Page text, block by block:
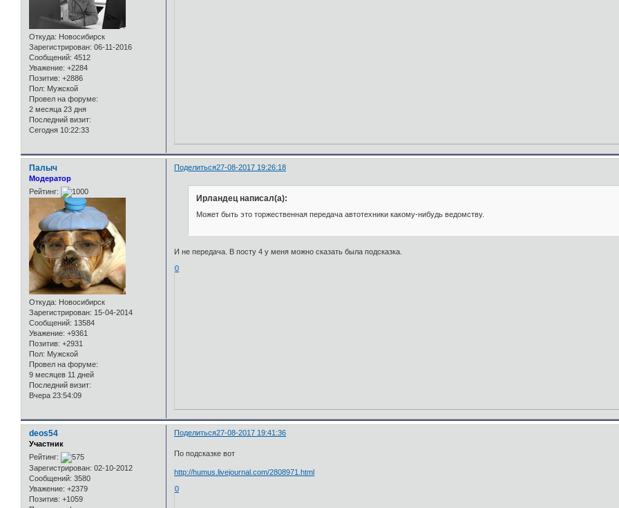
Откуда: Новосибирск
Зарегистрирован: 06-11-2016
Сообщений: 4512
Уважение: +2284
Позитив: +2886
Пол: Мужской
Провел на форуме:
2 месяца 23 дня
Последний визит:
Сегодня 10:22:33
Поделиться27-08-2017 19:26:18
Палыч
Модератор
Рейтинг:
Откуда: Новосибирск
Зарегистрирован: 15-04-2014
Сообщений: 13584
Уважение: +9361
Позитив: +2931
Пол: Мужской
Провел на форуме:
9 месяцев 11 дней
Последний визит:
Вчера 23:54:09
Ирландец написал(а):
Может быть это торжественная передача автотехники какому-нибудь ведомству.
И не передача. В посту 4 у меня можно сказать была подсказка.
0
Поделиться27-08-2017 19:41:36
deos54
Участник
Рейтинг:
Зарегистрирован: 02-10-2012
Сообщений: 3580
Уважение: +2379
Позитив: +1059
По подсказке вот
http://humus.livejournal.com/2808971.html
0